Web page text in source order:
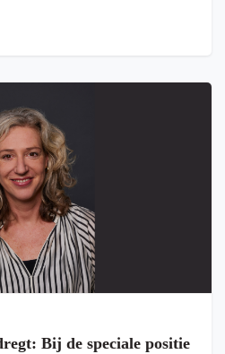
Bij de speciale positie